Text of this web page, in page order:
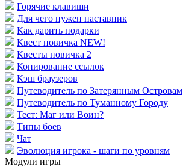
Горячие клавиши
Для чего нужен наставник
Как дарить подарки
Квест новичка NEW!
Квесты новичка 2
Копирование ссылок
Кэш браузеров
Путеводитель по Затерянным Островам
Путеводитель по Туманному Городу
Тест: Маг или Воин?
Типы боев
Чат
Эволюция игрока - шаги по уровням
Модули игры